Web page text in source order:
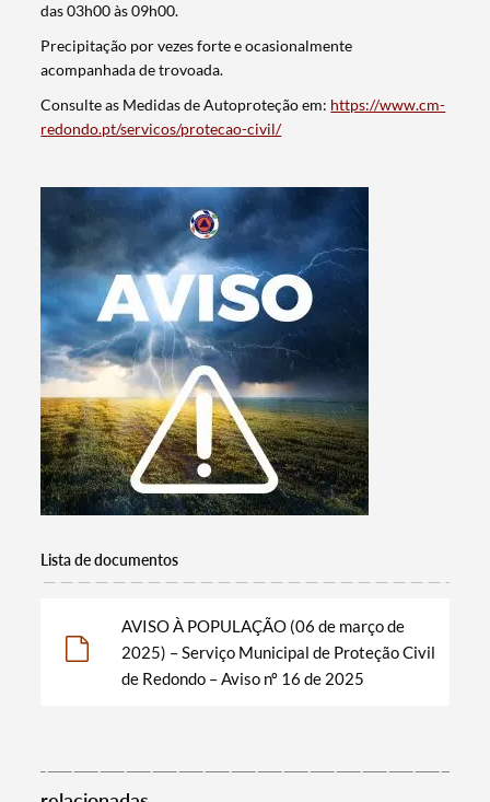
Termo de Pesquisa
Filtros
das 03h00 às 09h00.
Precipitação por vezes forte e ocasionalmente
acompanhada de trovoada.
Consulte as Medidas de Autoproteção em: https://www.cm-
redondo.pt/servicos/protecao-civil/
Lista de documentos
AVISO À POPULAÇÃO (06 de março de
2025) – Serviço Municipal de Proteção Civil
de Redondo – Aviso nº 16 de 2025